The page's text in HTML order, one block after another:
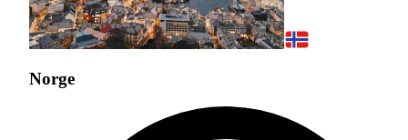
Norge